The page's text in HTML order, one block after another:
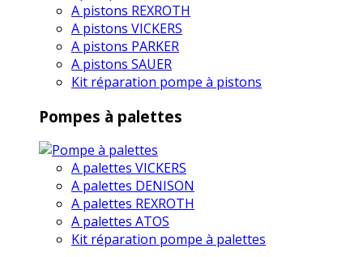
A pistons REXROTH
A pistons VICKERS
A pistons PARKER
A pistons SAUER
Kit réparation pompe à pistons
Pompes à palettes
A palettes VICKERS
A palettes DENISON
A palettes REXROTH
A palettes ATOS
Kit réparation pompe à palettes